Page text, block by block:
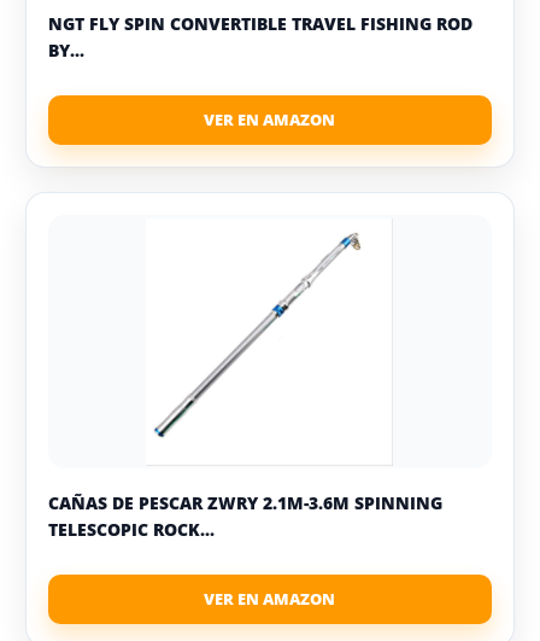
NGT FLY SPIN CONVERTIBLE TRAVEL FISHING ROD
BY...
CAÑAS DE PESCAR ZWRY 2.1M-3.6M SPINNING
TELESCOPIC ROCK...